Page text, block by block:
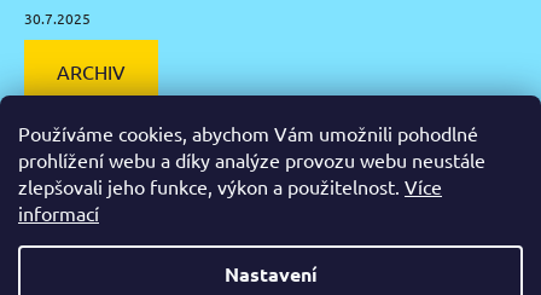
Používáme cookies, abychom Vám umožnili pohodlné
prohlížení webu a díky analýze provozu webu neustále
zlepšovali jeho funkce, výkon a použitelnost. Více
informací
Nastavení
30.7.2025
ARCHIV
Facebook